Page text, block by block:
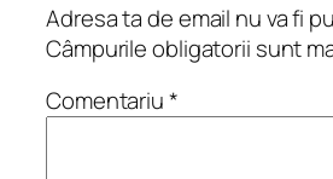
Adresa ta de email nu va fi
Câmpurile obligatorii sunt
Comentariu*